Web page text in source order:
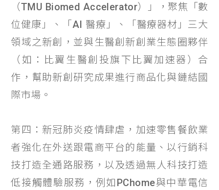
（TMU Biomed Accelerator）」，聚焦「數
位健康」、「AI 醫療」、「醫療器材」三大
領域之新創，並與生醫創新創業生態圈夥伴
（如：比翼生醫創投旗下比翼加速器）合
作，幫助新創研究成果進行商品化與鏈結國
際市場。
第四：新冠肺炎疫情肆虐，加速零售餐飲業
者強化在外送跟電商平台的能量、以行銷科
技打造全通路服務，以及透過無人科技打造
低接觸體驗服務，例如PChome與中華電信